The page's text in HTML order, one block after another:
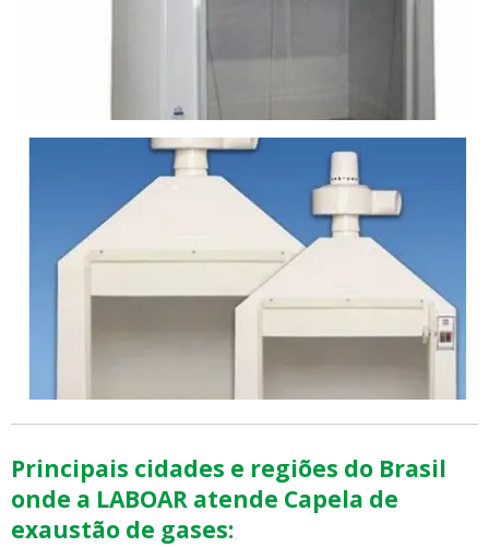
Principais cidades e regiões do Brasil
onde a LABOAR atende Capela de
exaustão de gases: